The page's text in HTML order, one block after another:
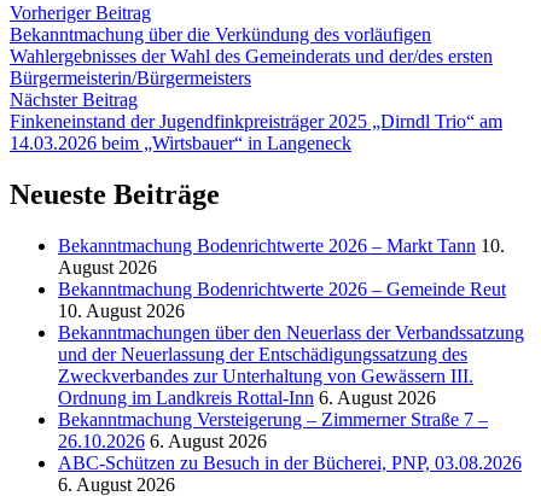
Vorheriger Beitrag
Bekanntmachung über die Verkündung des vorläufigen
Wahlergebnisses der Wahl des Gemeinderats und der/des ersten
Bürgermeisterin/Bürgermeisters
Nächster Beitrag
Finkeneinstand der Jugendfinkpreisträger 2025 „Dirndl Trio“ am
14.03.2026 beim „Wirtsbauer“ in Langeneck
Neueste Beiträge
Bekanntmachung Bodenrichtwerte 2026 – Markt Tann 10.
August 2026
Bekanntmachung Bodenrichtwerte 2026 – Gemeinde Reut
10. August 2026
Bekanntmachungen über den Neuerlass der Verbandssatzung
und der Neuerlassung der Entschädigungssatzung des
Zweckverbandes zur Unterhaltung von Gewässern III.
Ordnung im Landkreis Rottal-Inn 6. August 2026
Bekanntmachung Versteigerung – Zimmerner Straße 7 –
26.10.2026 6. August 2026
ABC-Schützen zu Besuch in der Bücherei, PNP, 03.08.2026
6. August 2026